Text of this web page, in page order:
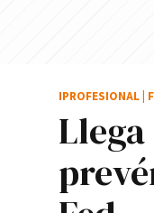
IPROFESIONAL